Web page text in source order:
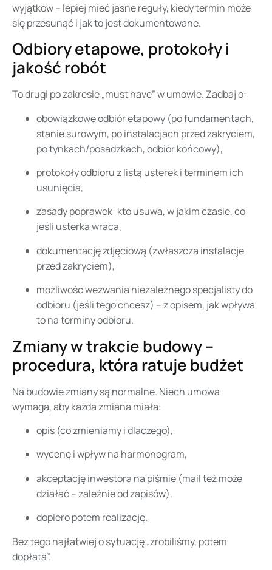
wyjątków – lepiej mieć jasne reguły, kiedy termin może
się przesunąć i jak to jest dokumentowane.
Odbiory etapowe, protokoły i
jakość robót
To drugi po zakresie „must have” w umowie. Zadbaj o:
obowiązkowe odbiór etapowy (po fundamentach,
stanie surowym, po instalacjach przed zakryciem,
po tynkach/posadzkach, odbiór końcowy),
protokoły odbioru z listą usterek i terminem ich
usunięcia,
zasady poprawek: kto usuwa, w jakim czasie, co
jeśli usterka wraca,
dokumentację zdjęciową (zwłaszcza instalacje
przed zakryciem),
możliwość wezwania niezależnego specjalisty do
odbioru (jeśli tego chcesz) – z opisem, jak wpływa
to na terminy odbioru.
Zmiany w trakcie budowy –
procedura, która ratuje budżet
Na budowie zmiany są normalne. Niech umowa
wymaga, aby każda zmiana miała:
opis (co zmieniamy i dlaczego),
wycenę i wpływ na harmonogram,
akceptację inwestora na piśmie (mail też może
działać – zależnie od zapisów),
dopiero potem realizację.
Bez tego najłatwiej o sytuację „zrobiliśmy, potem
dopłata”.